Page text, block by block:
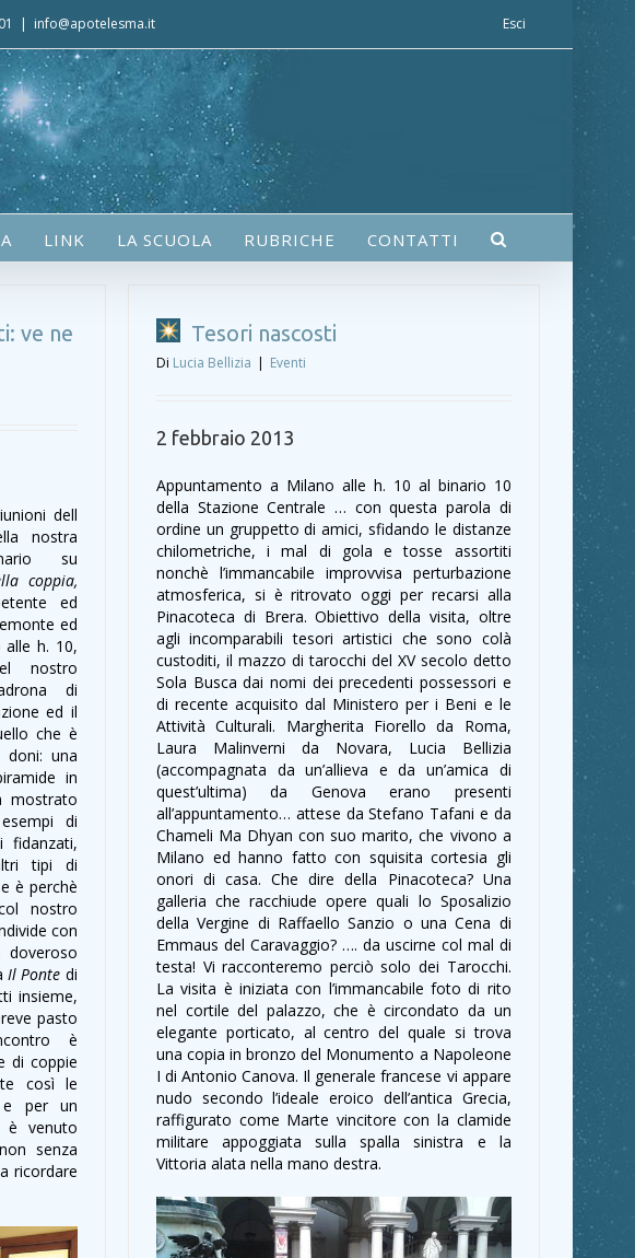
| info@apotelesma.it Esci
LINK LA SCUOLA RUBRICHE CONTATTI
ve ne
dell
nostra
su
coppia,
ed
ed
alle h. 10,
nostro
di
ed il
che è
doni: una
in
mostrato
di
fidanzati,
tipi di
è perchè
nostro
con
Il Ponte di
insieme,
pasto
è
di coppie
così le
e per un
è venuto
senza
ricordare
Tesori nascosti
Di Lucia Bellizia | Eventi
2 febbraio 2013
Appuntamento a Milano alle h. 10 al binario 10
della Stazione Centrale … con questa parola di
ordine un gruppetto di amici, sfidando le distanze
chilometriche, i mal di gola e tosse assortiti
nonchè l’immancabile improvvisa perturbazione
atmosferica, si è ritrovato oggi per recarsi alla
Pinacoteca di Brera. Obiettivo della visita, oltre
agli incomparabili tesori artistici che sono colà
custoditi, il mazzo di tarocchi del XV secolo detto
Sola Busca dai nomi dei precedenti possessori e
di recente acquisito dal Ministero per i Beni e le
Attività Culturali. Margherita Fiorello da Roma,
Laura Malinverni da Novara, Lucia Bellizia
(accompagnata da un’allieva e da un’amica di
quest’ultima) da Genova erano presenti
all’appuntamento… attese da Stefano Tafani e da
Chameli Ma Dhyan con suo marito, che vivono a
Milano ed hanno fatto con squisita cortesia gli
onori di casa. Che dire della Pinacoteca? Una
galleria che racchiude opere quali lo Sposalizio
della Vergine di Raffaello Sanzio o una Cena di
Emmaus del Caravaggio? …. da uscirne col mal di
testa! Vi racconteremo perciò solo dei Tarocchi.
La visita è iniziata con l’immancabile foto di rito
nel cortile del palazzo, che è circondato da un
elegante porticato, al centro del quale si trova
una copia in bronzo del Monumento a Napoleone
I di Antonio Canova. Il generale francese vi appare
nudo secondo l’ideale eroico dell’antica Grecia,
raffigurato come Marte vincitore con la clamide
militare appoggiata sulla spalla sinistra e la
Vittoria alata nella mano destra.